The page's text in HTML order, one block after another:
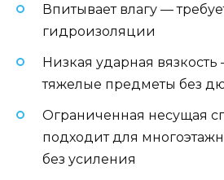
Впитывает влагу —
гидроизоляции
Низкая ударная
тяжелые предметы без
Ограниченная несущая
подходит для
без усиления